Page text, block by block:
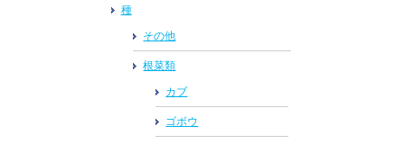
種
その他
根菜類
カブ
ゴボウ